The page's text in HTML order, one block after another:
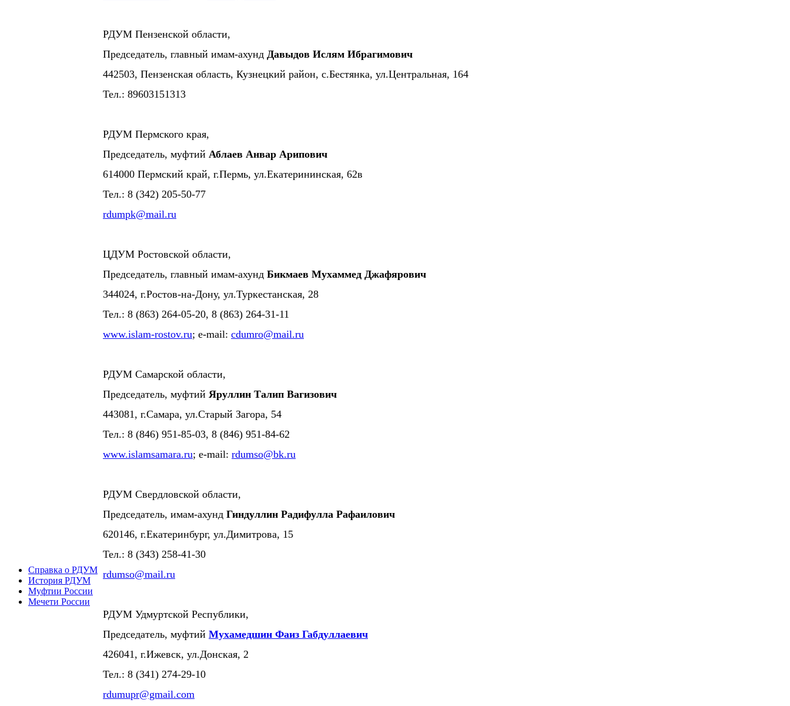
Справка о РДУМ
История РДУМ
Муфтии России
Мечети России
РДУМ Пензенской области,
Председатель, главный имам-ахунд Давыдов Ислям Ибрагимович
442503, Пензенская область, Кузнецкий район, с.Бестянка, ул.Центральная, 164
Тел.: 89603151313
РДУМ Пермского края,
Председатель, муфтий Аблаев Анвар Арипович
614000 Пермский край, г.Пермь, ул.Екатерининская, 62в
Тел.: 8 (342) 205-50-77
rdumpk@mail.ru
ЦДУМ Ростовской области,
Председатель, главный имам-ахунд Бикмаев Мухаммед Джафярович
344024, г.Ростов-на-Дону, ул.Туркестанская, 28
Тел.: 8 (863) 264-05-20, 8 (863) 264-31-11
www.islam-rostov.ru; e-mail: cdumro@mail.ru
РДУМ Самарской области,
Председатель, муфтий Яруллин Талип Вагизович
443081, г.Самара, ул.Старый Загора, 54
Тел.: 8 (846) 951-85-03, 8 (846) 951-84-62
www.islamsamara.ru; e-mail: rdumso@bk.ru
РДУМ Свердловской области,
Председатель, имам-ахунд Гиндуллин Радифулла Рафаилович
620146, г.Екатеринбург, ул.Димитрова, 15
Тел.: 8 (343) 258-41-30
rdumso@mail.ru
РДУМ Удмуртской Республики,
Председатель, муфтий Мухамедшин Фаиз Габдуллаевич
426041, г.Ижевск, ул.Донская, 2
Тел.: 8 (341) 274-29-10
rdumupr@gmail.com